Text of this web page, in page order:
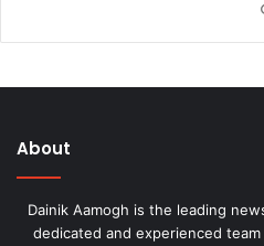
About
Dainik Aamogh is the leading
dedicated and experienced